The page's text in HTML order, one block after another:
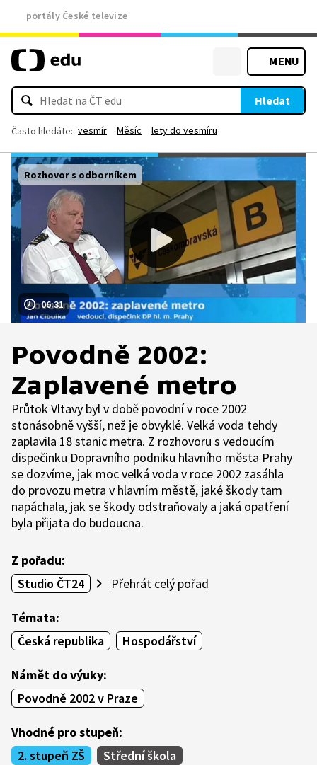
portály České televize
MENU
Hledat
Často hledáte: vesmír Měsíc lety do vesmíru
06:31
Rozhovor s odborníkem
Povodně 2002:
Zaplavené metro
Průtok Vltavy byl v době povodní v roce 2002
stonásobně vyšší, než je obvyklé. Velká voda tehdy
zaplavila 18 stanic metra. Z rozhovoru s vedoucím
dispečinku Dopravního podniku hlavního města Prahy
se dozvíme, jak moc velká voda v roce 2002 zasáhla
do provozu metra v hlavním městě, jaké škody tam
napáchala, jak se škody odstraňovaly a jaká opatření
byla přijata do budoucna.
Z pořadu:
Studio ČT24
Přehrát celý pořad
Témata:
Česká republika
Hospodářství
Námět do výuky:
Povodně 2002 v Praze
Vhodné pro stupeň:
2. stupeň ZŠ
Střední škola